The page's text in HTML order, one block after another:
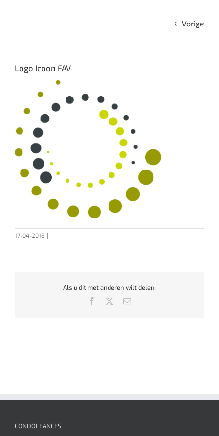
Vorige
Logo Icoon FAV
17-04-2016 |
Als u dit met anderen wilt delen:
Facebook
E-
CONDOLEANCES